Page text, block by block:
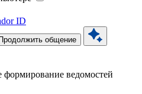
ID
Продолжить общение
формирование ведомостей